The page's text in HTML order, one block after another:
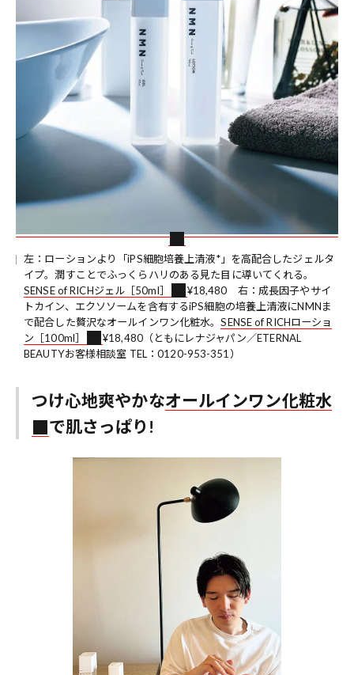
左：ローションより「iPS細胞培養上清液*」を高配合したジェルタ
イプ。潤すことでふっくらハリのある見た目に導いてくれる。
SENSE of RICHジェル［50ml］
¥18,480 右：成長因子やサイ
トカイン、エクソソームを含有するiPS細胞の培養上清液にNMNま
で配合した贅沢なオールインワン化粧水。SENSE of RICHローショ
ン［100ml］
¥18,480（ともにレナジャパン／ETERNAL
BEAUTYお客様相談室 TEL：0120-953-351）
つけ心地爽やかなオールインワン化粧水
で肌さっぱり!